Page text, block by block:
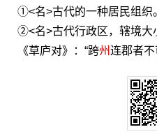
①<名>古代的一种居民组织
②<名>古代行政区，辖境大
《草庐对》：“跨州连郡者不